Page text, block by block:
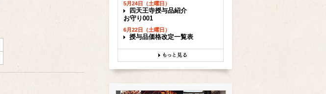
5月24日（土曜日）
四天王寺授与品紹介
お守り001
6月22日（土曜日）
授与品価格改定一覧表